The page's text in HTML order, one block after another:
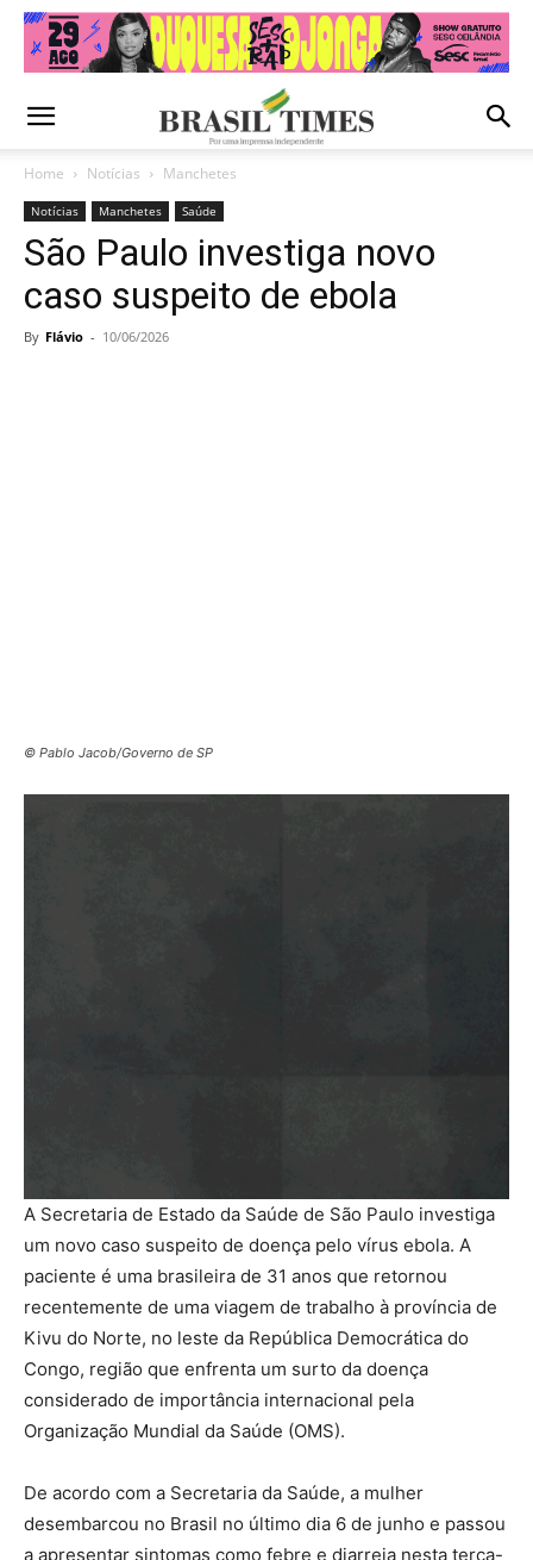
Home Notícias Manchetes
Notícias Manchetes Saúde
São Paulo investiga novo
caso suspeito de ebola
By Flávio - 10/06/2026
© Pablo Jacob/Governo de SP
A Secretaria de Estado da Saúde de São Paulo investiga
um novo caso suspeito de doença pelo vírus ebola. A
paciente é uma brasileira de 31 anos que retornou
recentemente de uma viagem de trabalho à província de
Kivu do Norte, no leste da República Democrática do
Congo, região que enfrenta um surto da doença
considerado de importância internacional pela
Organização Mundial da Saúde (OMS).
De acordo com a Secretaria da Saúde, a mulher
desembarcou no Brasil no último dia 6 de junho e passou
a apresentar sintomas como febre e diarreia nesta terça-